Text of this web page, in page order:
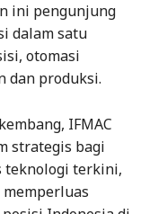
ini pengunjung
dalam satu
otomasi
dan produksi.
IFMAC
strategis bagi
teknologi terkini,